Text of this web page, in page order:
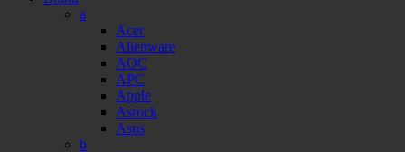
a
Acer
Alienware
AOC
APC
Apple
Asrock
Asus
b